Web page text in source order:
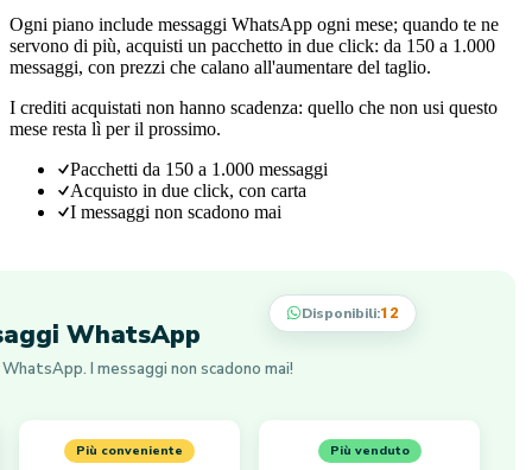
Ogni piano include messaggi WhatsApp ogni mese; quando te ne
servono di più, acquisti un pacchetto in due click: da 150 a 1.000
messaggi, con prezzi che calano all'aumentare del taglio.
I crediti acquistati non hanno scadenza: quello che non usi questo
mese resta lì per il prossimo.
Pacchetti da 150 a 1.000 messaggi
Acquisto in due click, con carta
I messaggi non scadono mai
WhatsApp
I messaggi non scadono mai!
Disponibili:12
Più conveniente Più venduto